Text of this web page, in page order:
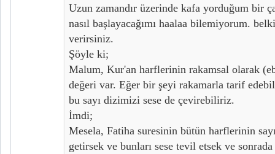
Uzun zamandır üzerinde kafa yorduğum bir
nasıl başlayacağımı haalaa bilemiyorum.
verirsiniz.
Şöyle ki;
Malum, Kur'an harflerinin rakamsal olarak
değeri var. Eğer bir şeyi rakamarla tarif
bu sayı dizimizi sese de çevirebiliriz.
İmdi;
Mesela, Fatiha suresinin bütün harflerinin
getirsek ve bunları sese tevil etsek ve